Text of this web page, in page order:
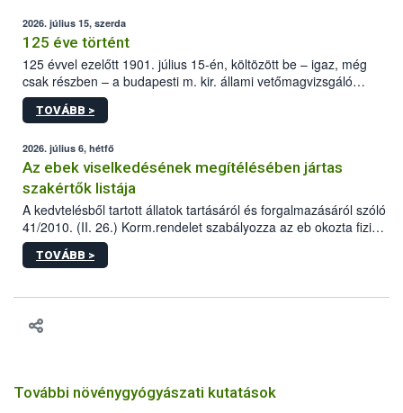
2026. július 15, szerda
125 éve történt
125 évvel ezelőtt 1901. július 15-én, költözött be – igaz, még
csak részben – a budapesti m. kir. állami vetőmagvizsgáló
állomás a Kis Rókus utca 15. szám alatti, Czigler Győző által
tervezett új épületébe.
TOVÁBB >
2026. július 6, hétfő
Az ebek viselkedésének megítélésében jártas
szakértők listája
A kedvtelésből tartott állatok tartásáról és forgalmazásáról szóló
41/2010. (II. 26.) Korm.rendelet szabályozza az eb okozta fizikai
sérülés, illetve ennek veszélye keletkezésekor felmerülő
hatósági feladatokat, valamint a veszélyes eb tartását és annak
vonni az ebek viselkedésének megítélésében jártas szakértőt.
TOVÁBB >
További növénygyógyászati kutatások